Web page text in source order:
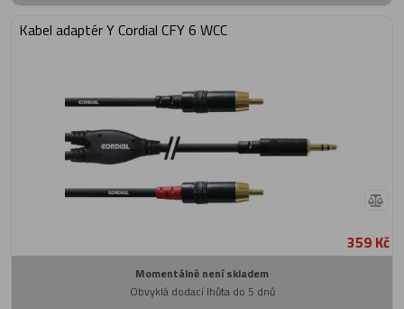
Kabel adaptér Y Cordial CFY 6 WCC
359 Kč
Momentálně není skladem
Obvyklá dodací lhůta do 5 dnů